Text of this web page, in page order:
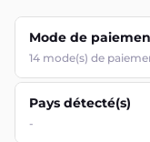
Mode de
14 mode(s) de
Pays détecté(s)
-